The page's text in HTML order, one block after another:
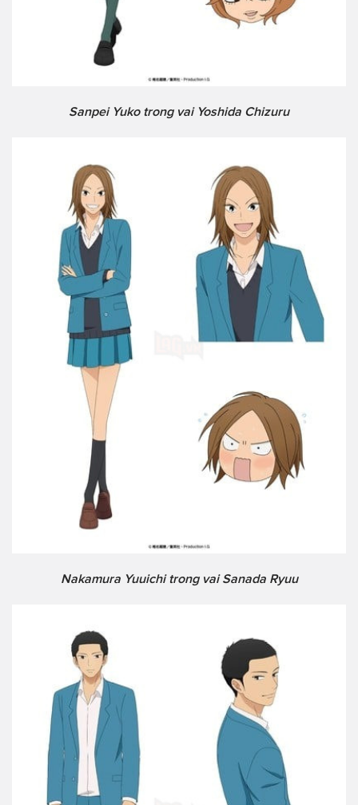
Sanpei Yuko trong vai Yoshida Chizuru
Nakamura Yuuichi trong vai Sanada Ryuu